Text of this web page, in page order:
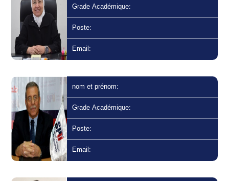
Grade Académique:
Poste:
Email:
nom et prénom:
Grade Académique:
Poste:
Email: